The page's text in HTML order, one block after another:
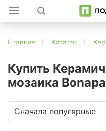
Главная Каталог
Купить
мозаика
Сначала популярные